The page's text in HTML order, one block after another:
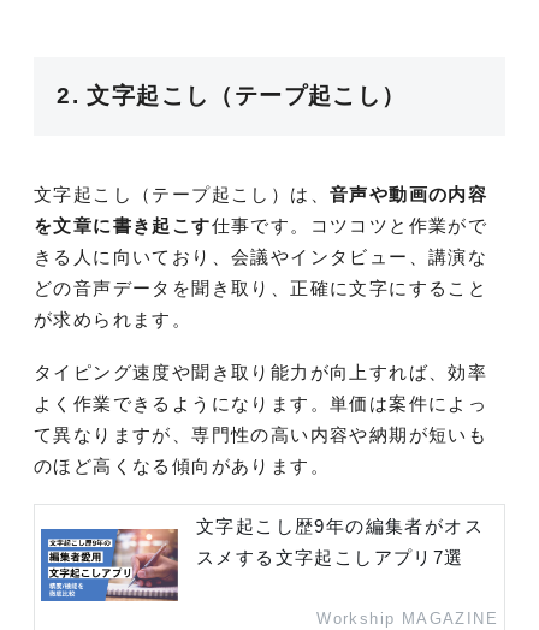
2. 文字起こし（テープ起こし）
文字起こし（テープ起こし）は、 音声や動画の内容
を文章に書き起こす仕事です。コツコツと作業がで
きる人に向いており、会議やインタビュー、講演な
どの音声データを聞き取り、正確に文字にすること
が求められます。
タイピング速度や聞き取り能力が向上すれば、効率
よく作業できるようになります。単価は案件によっ
て異なりますが、専門性の高い内容や納期が短いも
のほど高くなる傾向があります。
文字起こし歴9年の編集者がオス
スメする文字起こしアプリ7選
Workship MAGAZINE